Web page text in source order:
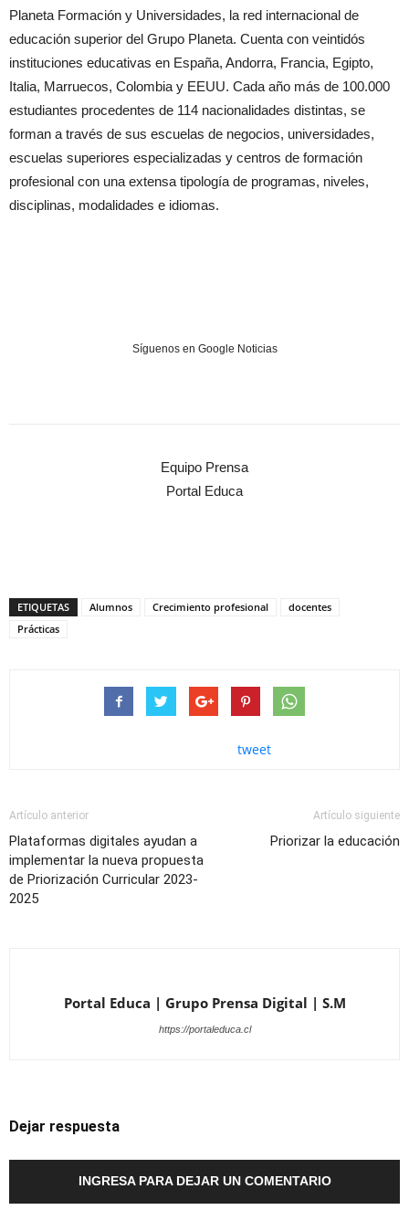
Planeta Formación y Universidades, la red internacional de
educación superior del Grupo Planeta. Cuenta con veintidós
instituciones educativas en España, Andorra, Francia, Egipto,
Italia, Marruecos, Colombia y EEUU. Cada año más de 100.000
estudiantes procedentes de 114 nacionalidades distintas, se
forman a través de sus escuelas de negocios, universidades,
escuelas superiores especializadas y centros de formación
profesional con una extensa tipología de programas, niveles,
disciplinas, modalidades e idiomas.
Síguenos en Google Noticias
Equipo Prensa
Portal Educa
ETIQUETAS Alumnos Crecimiento profesional
docentes
Prácticas
tweet
Artículo anterior
Plataformas digitales ayudan a
implementar la nueva propuesta
de Priorización Curricular 2023-
2025
Artículo siguiente
Priorizar la educación
Portal Educa | Grupo Prensa Digital | S.M
https://portaleduca.cl
Dejar respuesta
INGRESA PARA DEJAR UN COMENTARIO